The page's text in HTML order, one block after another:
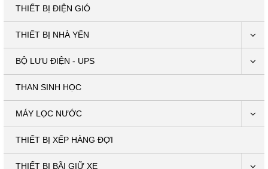
THIẾT BỊ ĐIỆN GIÓ
THIẾT BỊ NHÀ YẾN
BỘ LƯU ĐIỆN - UPS
THAN SINH HỌC
MÁY LỌC NƯỚC
THIẾT BỊ XẾP HÀNG ĐỢI
THIẾT BỊ BÃI GIỮ XE